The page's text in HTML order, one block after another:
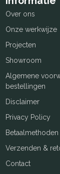
Over ons
Onze werkwijze
Projecten
Showroom
Algemene
bestellingen
Disclaimer
Privacy Policy
Betaalmethoden
Verzenden &
Contact